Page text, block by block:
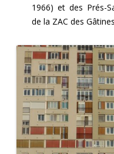
1966) et des Prés-
de la ZAC des